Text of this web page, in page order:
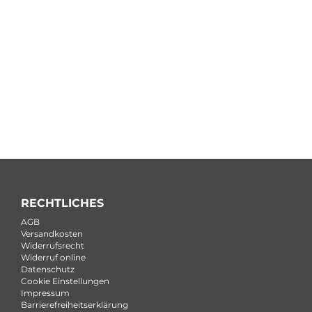
RECHTLICHES
AGB
Versandkosten
Widerrufsrecht
Widerruf online
Datenschutz
Cookie Einstellungen
Impressum
Barrierefreiheitserklärung